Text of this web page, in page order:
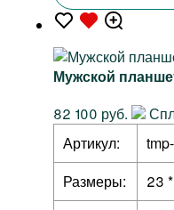
Мужской
82 100 руб.
Артикул:
Размеры:
23